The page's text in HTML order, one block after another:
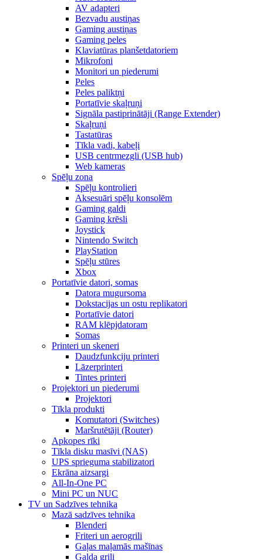
AV adapteri
Bezvadu austiņas
Gaming austiņas
Gaming peles
Klaviatūras planšetdatoriem
Mikrofoni
Monitori un piederumi
Peles
Peles paliktņi
Portatīvie skaļruņi
Signāla pastiprinātāji (Range Extender)
Skaļruņi
Tastatūras
Tīkla vadi, kabeļi
USB centrmezgli (USB hub)
Web kameras
Spēļu zona
Spēļu kontrolieri
Aksesuāri spēļu konsolēm
Gaming galdi
Gaming krēsli
Joystick
Nintendo Switch
PlayStation
Spēļu stūres
Xbox
Portatīvie datori, somas
Datora mugursoma
Dokstacijas un ostu replikatori
Portatīvie datori
RAM klēpjdatoram
Somas
Printeri un skeneri
Daudzfunkciju printeri
Lāzerprinteri
Tintes printeri
Projektori un piederumi
Projektori
Tīkla produkti
Komutatori (Switches)
Maršrutētāji (Router)
Apkopes rīki
Tīkla disku masīvi (NAS)
UPS sprieguma stabilizatori
Ekrāna aizsargi
All-In-One PC
Mini PC un NUC
TV un Sadzīves tehnika
Mazā sadzīves tehnika
Blenderi
Friteri un aerogrili
Gaļas maļamās mašīnas
Galda grili